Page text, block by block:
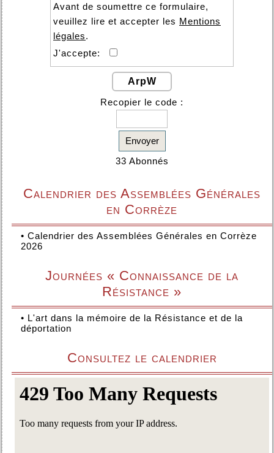
Avant de soumettre ce formulaire,
veuillez lire et accepter les Mentions
légales.
J'accepte:
ArpW
Recopier le code :
Envoyer
33 Abonnés
Calendrier des Assemblées Générales
en Corrèze
• Calendrier des Assemblées Générales en Corrèze
2026
Journées « Connaissance de la
Résistance »
• L'art dans la mémoire de la Résistance et de la
déportation
Consultez le calendrier